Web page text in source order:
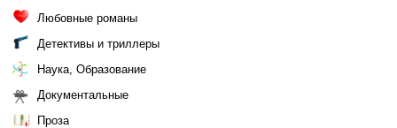
Любовные романы
Детективы и триллеры
Наука, Образование
Документальные
Проза